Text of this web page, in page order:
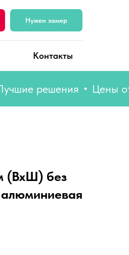
Нужен замер
Контакты
решения Цены от
(ВхШ) без